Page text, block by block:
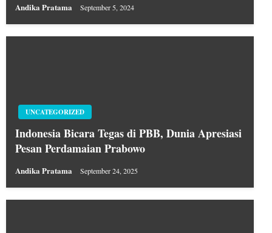
Andika Pratama September 5, 2024
UNCATEGORIZED
Indonesia Bicara Tegas di PBB, Dunia Apresiasi
Pesan Perdamaian Prabowo
Andika Pratama September 24, 2025